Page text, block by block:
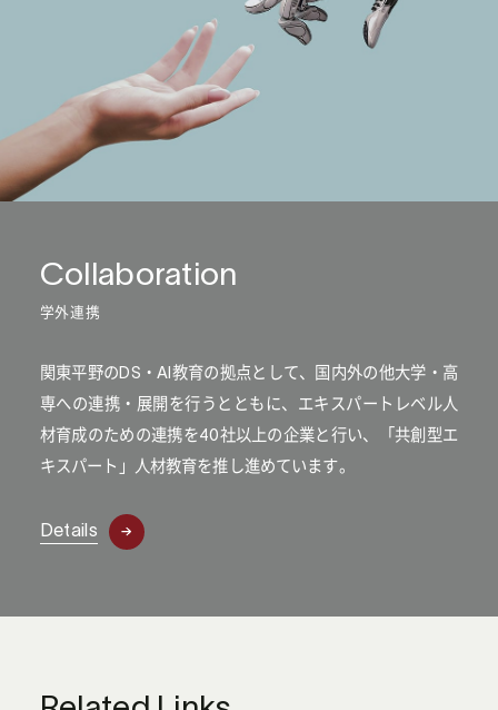
Collaboration
学外連携
関東平野のDS・AI教育の拠点として、国内外の他大学・高
専への連携・展開を行うとともに、エキスパートレベル人
材育成のための連携を40社以上の企業と行い、「共創型エ
キスパート」人材教育を推し進めています。
Details